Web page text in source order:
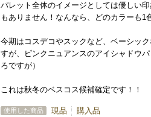
パレット全体のイメージとしては優しい
もありません！なんなら、どのカラーも1
今期はコスデコやスックなど、ベーシッ
すが、ピンクニュアンスのアイシャドウ
ろですが）
これは秋冬のベスコス候補確定です！！
使用した商品 現品 購入品